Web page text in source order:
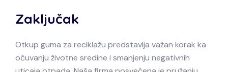
Zaključak
Otkup guma za reciklažu predstavlja važan korak ka
očuvanju životne sredine i smanjenju negativnih